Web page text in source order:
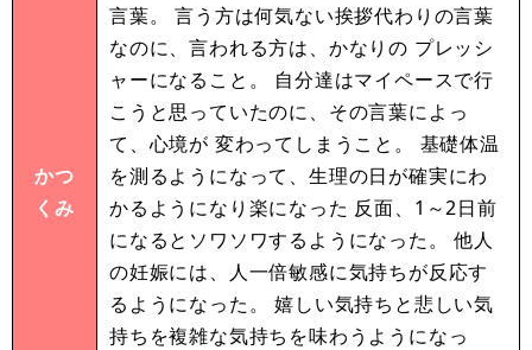
かつ
くみ
言葉。 言う方は何気ない挨拶代わりの言葉
なのに、言われる方は、かなりの プレッシ
ャーになること。 自分達はマイペースで行
こうと思っていたのに、その言葉によっ
て、心境が 変わってしまうこと。 基礎体温
を測るようになって、生理の日が確実にわ
かるようになり楽になった 反面、1～2日前
になるとソワソワするようになった。 他人
の妊娠には、人一倍敏感に気持ちが反応す
るようになった。 嬉しい気持ちと悲しい気
持ちを複雑な気持ちを味わうようになっ